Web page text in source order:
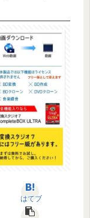
はてブ